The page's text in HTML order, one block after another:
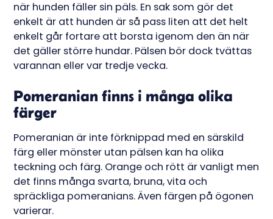
när hunden fäller sin päls. En sak som gör det
enkelt är att hunden är så pass liten att det helt
enkelt går fortare att borsta igenom den än när
det gäller större hundar. Pälsen bör dock tvättas
varannan eller var tredje vecka.
Pomeranian finns i många olika
färger
Pomeranian är inte förknippad med en särskild
färg eller mönster utan pälsen kan ha olika
teckning och färg. Orange och rött är vanligt men
det finns många svarta, bruna, vita och
spräckliga pomeranians. Även färgen på ögonen
varierar.